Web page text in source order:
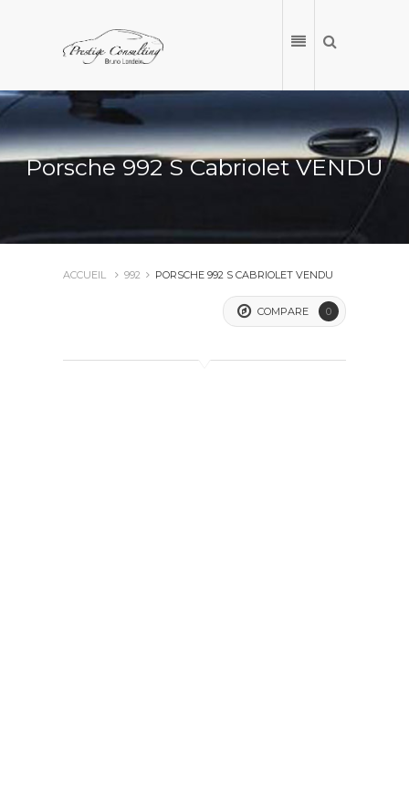
ACCUEIL
Porsche 992 S Cabriolet VENDU
ACCUEIL 992 PORSCHE 992 S CABRIOLET VENDU
COMPARE 0